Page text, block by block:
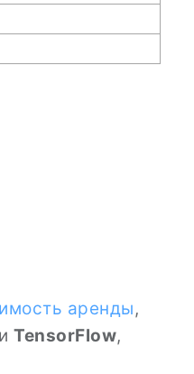
аренды,
TensorFlow,